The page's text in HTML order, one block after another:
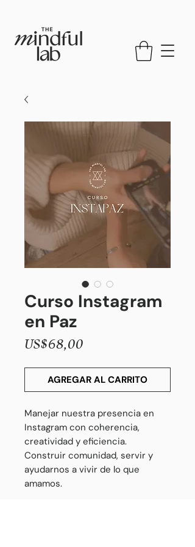
Curso Instagram
en Paz
US$68,00
AGREGAR AL CARRITO
Manejar nuestra presencia en
Instagram con coherencia,
creatividad y eficiencia.
Construir comunidad, servir y
ayudarnos a vivir de lo que
amamos.